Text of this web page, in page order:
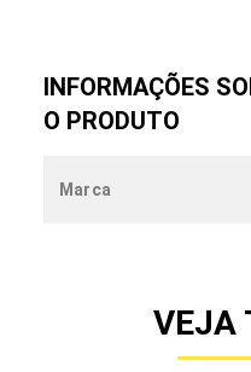
INFORMAÇÕES
O PRODUTO
Marca
VEJA